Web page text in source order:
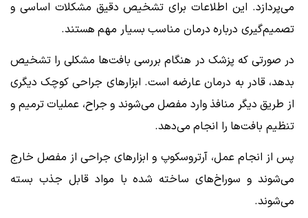
می‌پردازد. این اطلاعات برای تشخیص دقیق مشکلات اساسی و
تصمیم‌گیری درباره درمان مناسب بسیار مهم هستند.
در صورتی که پزشک در هنگام بررسی بافت‌ها مشکلی را تشخیص
بدهد، قادر به درمان عارضه است. ابزارهای جراحی کوچک دیگری
از طریق دیگر منافذ وارد مفصل می‌شوند و جراح، عملیات ترمیم و
تنظیم بافت‌ها را انجام می‌دهد.
پس از انجام عمل، آرتروسکوپ و ابزارهای جراحی از مفصل خارج
می‌شوند و سوراخ‌های ساخته شده با مواد قابل جذب بسته
می‌شوند.